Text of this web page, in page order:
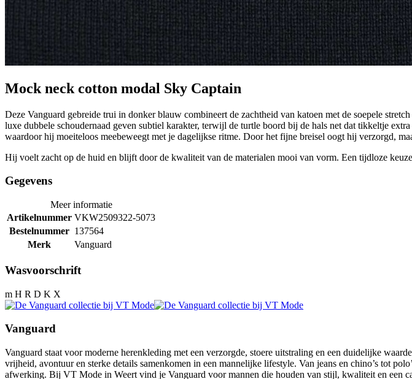
Mock neck cotton modal Sky Captain
Deze Vanguard gebreide trui in donker blauw combineert de zachtheid van katoen met de soepele
luxe dubbele schoudernaad geven subtiel karakter, terwijl de turtle boord bij de hals net dat tikkeltje
waardoor hij moeiteloos meebeweegt met je dagelijkse ritme. Door het fijne breisel oogt hij verzorgd,
Hij voelt zacht op de huid en blijft door de kwaliteit van de materialen mooi van vorm. Een tijdloze
Gegevens
Meer informatie
Artikelnummer VKW2509322-5073
Bestelnummer 137564
Merk
Vanguard
Wasvoorschrift
m H R D K X
Vanguard
Vanguard staat voor moderne herenkleding met een verzorgde, stoere uitstraling en een duidelijke
vrijheid, avontuur en sterke details samenkomen in een mannelijke lifestyle. Van jeans en chino’s tot
afwerking. Bij VT Mode in Weert vind je Vanguard voor mannen die houden van stijl, kwaliteit en een